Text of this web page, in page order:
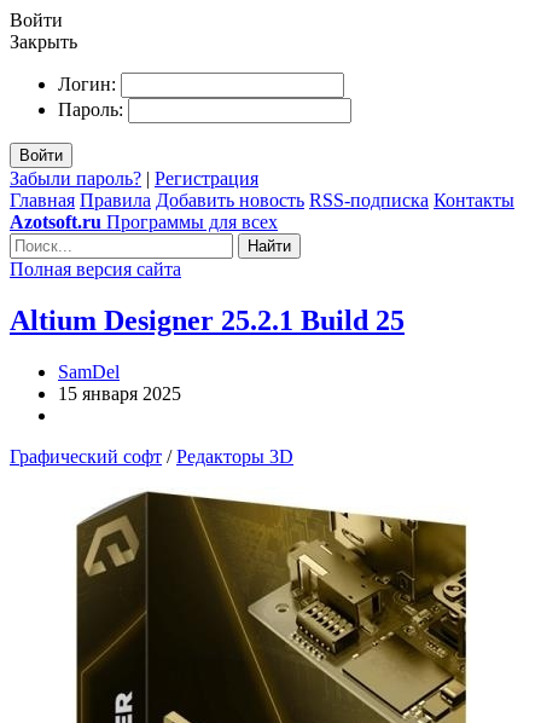
Войти
Закрыть
Логин:
Пароль:
Войти
Забыли пароль? | Регистрация
Главная Правила Добавить новость RSS-подписка Контакты
Azotsoft.ru Программы для всех
Найти
Полная версия сайта
Altium Designer 25.2.1 Build 25
SamDel
15 января 2025
Графический софт /Редакторы 3D